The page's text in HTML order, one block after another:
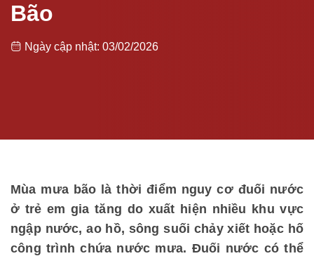
Bão
Ngày cập nhật: 03/02/2026
Mùa mưa bão là thời điểm nguy cơ đuối nước
ở trẻ em gia tăng do xuất hiện nhiều khu vực
ngập nước, ao hồ, sông suối chảy xiết hoặc hố
công trình chứa nước mưa. Đuối nước có thể